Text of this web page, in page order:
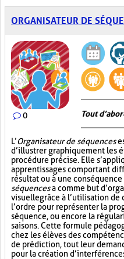
ORGANISATEUR DE
0 Tout
L’Organisateur de séquences
d’illustrer graphiquement les
procédure précise. Elle
apprentissages comportant
résultat ou à une conséquence
séquencesa comme but
visuellegrâce à l’utilisation de
l’ordre pour représenter la
séquence, ou encore la
saisons. Cette formule
chez les élèves des
de prédiction, tout leur
pour la création